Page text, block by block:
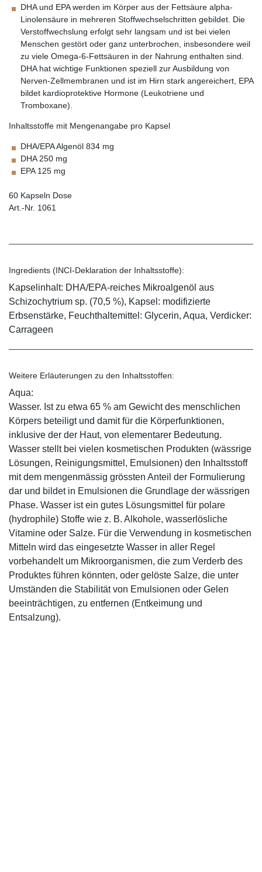
DHA und EPA werden im Körper aus der Fettsäure alpha-
Linolensäure in mehreren Stoffwechselschritten gebildet. Die
Verstoffwechslung erfolgt sehr langsam und ist bei vielen
Menschen gestört oder ganz unterbrochen, insbesondere weil
zu viele Omega-6-Fettsäuren in der Nahrung enthalten sind.
DHA hat wichtige Funktionen speziell zur Ausbildung von
Nerven-Zellmembranen und ist im Hirn stark angereichert, EPA
bildet kardioprotektive Hormone (Leukotriene und
Tromboxane).
Inhaltsstoffe mit Mengenangabe pro Kapsel
DHA/EPA Algenöl 834 mg
DHA 250 mg
EPA 125 mg
60 Kapseln Dose
Art.-Nr. 1061
Ingredients (INCI-Deklaration der Inhaltsstoffe):
Kapselinhalt: DHA/EPA-reiches Mikroalgenöl aus
Schizochytrium sp. (70,5 %), Kapsel: modifizierte
Erbsenstärke, Feuchthaltemittel: Glycerin, Aqua, Verdicker:
Carrageen
Weitere Erläuterungen zu den Inhaltsstoffen:
Aqua:
Wasser. Ist zu etwa 65 % am Gewicht des menschlichen
Körpers beteiligt und damit für die Körperfunktionen,
inklusive der der Haut, von elementarer Bedeutung.
Wasser stellt bei vielen kosmetischen Produkten (wässrige
Lösungen, Reinigungsmittel, Emulsionen) den Inhaltsstoff
mit dem mengenmässig grössten Anteil der Formulierung
dar und bildet in Emulsionen die Grundlage der wässrigen
Phase. Wasser ist ein gutes Lösungsmittel für polare
(hydrophile) Stoffe wie z. B. Alkohole, wasserlösliche
Vitamine oder Salze. Für die Verwendung in kosmetischen
Mitteln wird das eingesetzte Wasser in aller Regel
vorbehandelt um Mikroorganismen, die zum Verderb des
Produktes führen könnten, oder gelöste Salze, die unter
Umständen die Stabilität von Emulsionen oder Gelen
beeinträchtigen, zu entfernen (Entkeimung und
Entsalzung).